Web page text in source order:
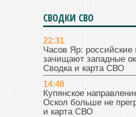
СВОДКИ СВО
22:31
Часов Яр: российские
зачищают западные
Сводка и карта СВО
14:48
Купянское
Оскол больше не
и карта СВО